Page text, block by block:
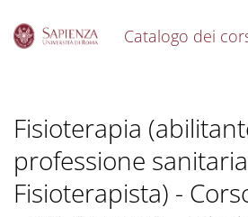
Catalogo dei
Fisioterapia
professione
Fisioterapista) -